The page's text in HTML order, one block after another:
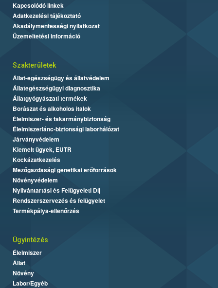
Kapcsolódó linkek
Adatkezelési tájékoztató
Akadálymentességi nyilatkozat
Üzemeltetési információ
Szakterületek
Állat-egészségügy és állatvédelem
Állategészségügyi diagnosztika
Állatgyógyászati termékek
Borászat és alkoholos italok
Élelmiszer- és takarmánybiztonság
Élelmiszerlánc-biztonsági laborhálózat
Járványvédelem
Kiemelt ügyek, EUTR
Kockázatkezelés
Mezőgazdasági genetikai erőforrások
Növényvédelem
Nyilvántartási és Felügyeleti Díj
Rendszerszervezés és felügyelet
Termékpálya-ellenőrzés
Ügyintézés
Élelmiszer
Állat
Növény
Labor/Egyéb